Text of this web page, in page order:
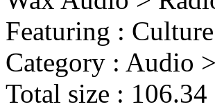
Featuring :
Category : Audio
Total size :